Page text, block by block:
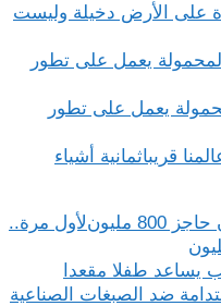
على الأرض دخيلة وليست
يعمل على تطور
ثمانية أشياء
لأول مرة..
يساعد طفلا مقعدا